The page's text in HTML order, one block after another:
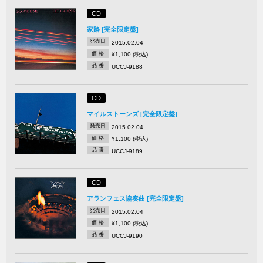
CD
家路 [完全限定盤]
発売日 2015.02.04
価 格 ¥1,100 (税込)
品 番 UCCJ-9188
CD
マイルストーンズ [完全限定盤]
発売日 2015.02.04
価 格 ¥1,100 (税込)
品 番 UCCJ-9189
CD
アランフェス協奏曲 [完全限定盤]
発売日 2015.02.04
価 格 ¥1,100 (税込)
品 番 UCCJ-9190